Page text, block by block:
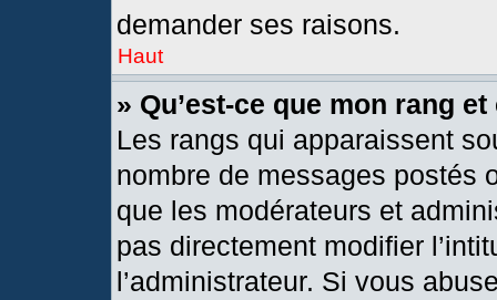
demander ses raisons.
Haut
» Qu’est-ce que mon rang
Les rangs qui apparaissent
nombre de messages postés
que les modérateurs et
pas directement modifier
l’administrateur. Si vous